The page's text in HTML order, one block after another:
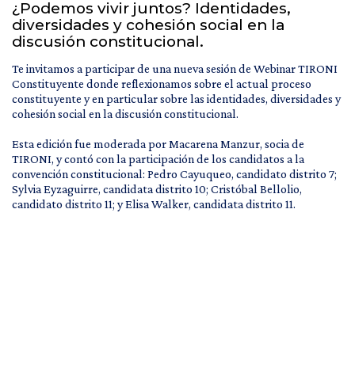
¿Podemos vivir juntos? Identidades,
diversidades y cohesión social en la
discusión constitucional.
Te invitamos a participar de una nueva sesión de Webinar TIRONI
Constituyente donde reflexionamos sobre el actual proceso
constituyente y en particular sobre las identidades, diversidades y
cohesión social en la discusión constitucional.
Esta edición fue moderada por Macarena Manzur, socia de
TIRONI, y contó con la participación de los candidatos a la
convención constitucional: Pedro Cayuqueo, candidato distrito 7;
Sylvia Eyzaguirre, candidata distrito 10; Cristóbal Bellolio,
candidato distrito 11; y Elisa Walker, candidata distrito 11.